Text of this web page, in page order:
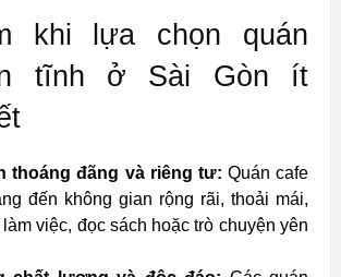
khi lựa chọn quán
tĩnh ở Sài Gòn ít
thoáng đãng và riêng tư: Quán cafe
đến không gian rộng rãi, thoải mái,
việc, đọc sách hoặc trò chuyện yên